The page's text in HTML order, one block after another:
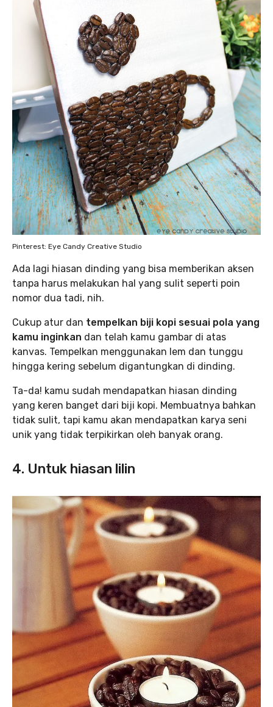
Pinterest: Eye Candy Creative Studio
Ada lagi hiasan dinding yang bisa memberikan aksen
tanpa harus melakukan hal yang sulit seperti poin
nomor dua tadi, nih.
Cukup atur dan tempelkan biji kopi sesuai pola yang
kamu inginkan dan telah kamu gambar di atas
kanvas. Tempelkan menggunakan lem dan tunggu
hingga kering sebelum digantungkan di dinding.
Ta-da! kamu sudah mendapatkan hiasan dinding
yang keren banget dari biji kopi. Membuatnya bahkan
tidak sulit, tapi kamu akan mendapatkan karya seni
unik yang tidak terpikirkan oleh banyak orang.
4. Untuk hiasan lilin